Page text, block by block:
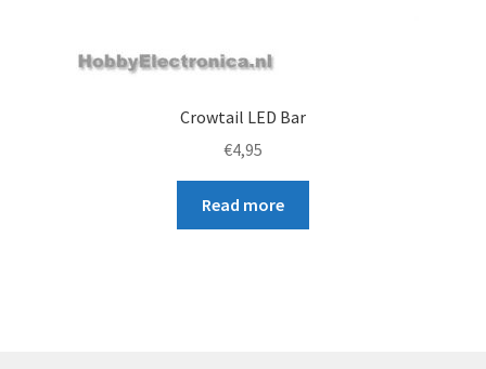
Crowtail LED Bar
€4,95
Read more